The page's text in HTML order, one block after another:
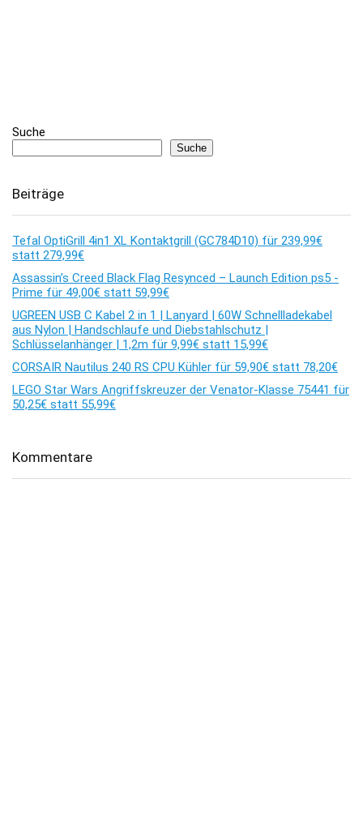
Suche
Suche
Beiträge
Tefal OptiGrill 4in1 XL Kontaktgrill (GC784D10) für 239,99€
statt 279,99€
Assassin’s Creed Black Flag Resynced – Launch Edition ps5 -
Prime für 49,00€ statt 59,99€
UGREEN USB C Kabel 2 in 1 | Lanyard | 60W Schnellladekabel
aus Nylon | Handschlaufe und Diebstahlschutz |
Schlüsselanhänger | 1,2m für 9,99€ statt 15,99€
CORSAIR Nautilus 240 RS CPU Kühler für 59,90€ statt 78,20€
LEGO Star Wars Angriffskreuzer der Venator-Klasse 75441 für
50,25€ statt 55,99€
Kommentare